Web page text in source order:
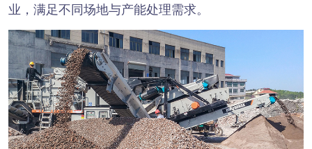
业，满足不同场地与产能处理需求。